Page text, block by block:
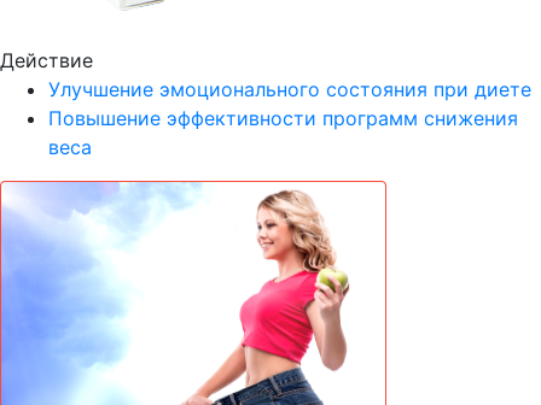
Действие
Улучшение эмоционального состояния при диетe
Повышение эффективности программ снижения
веса